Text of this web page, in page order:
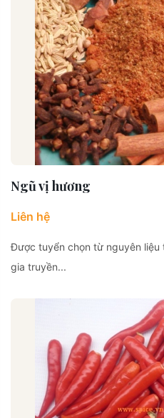
Ngũ vị hương
Liên hệ
Được tuyển chọn từ nguyên
gia truyền...